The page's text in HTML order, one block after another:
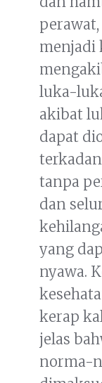
menjadi
luka-
akibat
dapat
tanpa
dan
yang
nyawa.
kerap
jelas
norma-